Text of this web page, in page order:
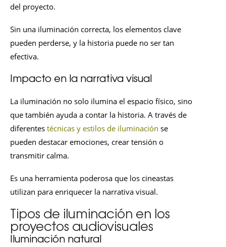
del proyecto.
Sin una iluminación correcta, los elementos clave
pueden perderse, y la historia puede no ser tan
efectiva.
Impacto en la narrativa visual
La iluminación no solo ilumina el espacio físico, sino
que también ayuda a contar la historia. A través de
diferentes técnicas y estilos de iluminación se
pueden destacar emociones, crear tensión o
transmitir calma.
Es una herramienta poderosa que los cineastas
utilizan para enriquecer la narrativa visual.
Tipos de iluminación en los
proyectos audiovisuales
Iluminación natural